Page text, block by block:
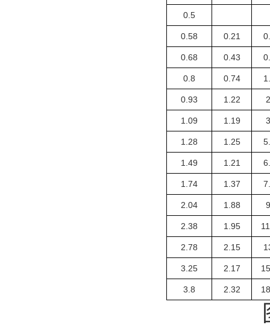
0.5
0.58 0.21
0.68 0.43
0.8 0.74
0.93 1.22
1.09 1.19
1.28 1.25
1.49 1.21
1.74 1.37
2.04 1.88
2.38 1.95
2.78 2.15
3.25 2.17
3.8 2.32